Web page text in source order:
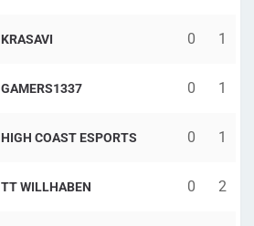
KRASAVI 0 1
GAMERS1337 0 1
HIGH COAST ESPORTS 0 1
TT WILLHABEN 0 2